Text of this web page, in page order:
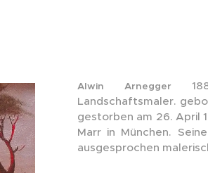
Alwin Arnegger
Landschaftsmaler.
gestorben am 26. April
Marr in München.
ausgesprochen